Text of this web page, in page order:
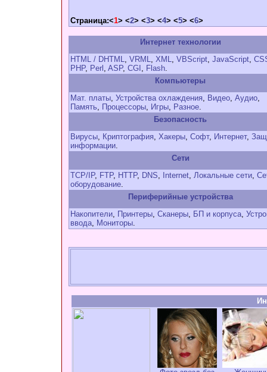
Страница:<1> <2> <3> <4> <5> <6>
Интернет технологии
HTML / DHTML, VRML, XML, VBScript, JavaScript,
PHP, Perl , ASP, CGI , Flash.
Компьютеры
Мат. платы, Устройства охлаждения, Видео, Аудио,
Память, Процессоры, Игры, Разное.
Безопасность
Вирусы, Криптография, Хакеры, Софт, Интернет,
информации.
Сети
TCP/IP, FTP, HTTP, DNS, Internet, Локальные сети,
оборудование.
Периферийные устройства
Накопители, Принтеры, Сканеры, БП и корпуса,
ввода, Мониторы.